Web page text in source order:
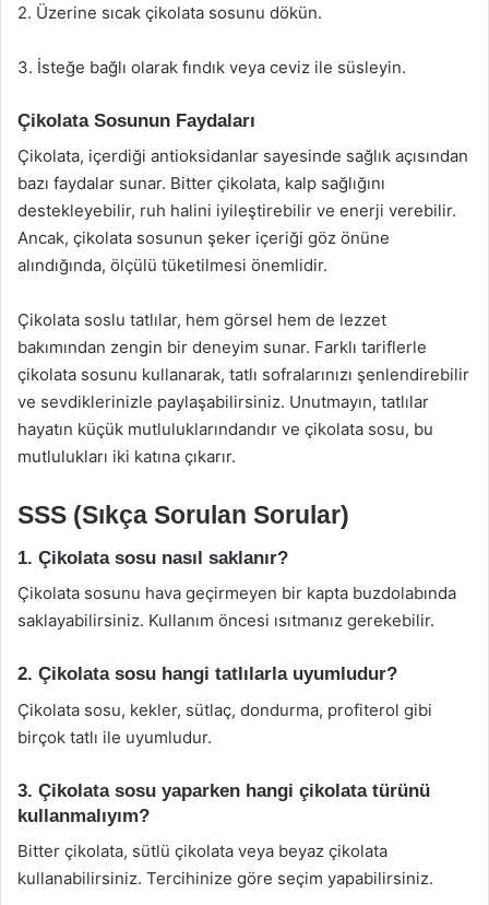
2. Üzerine sıcak çikolata sosunu dökün.
3. İsteğe bağlı olarak fındık veya ceviz ile süsleyin.
Çikolata Sosunun Faydaları
Çikolata, içerdiği antioksidanlar sayesinde sağlık açısından
bazı faydalar sunar. Bitter çikolata, kalp sağlığını
destekleyebilir, ruh halini iyileştirebilir ve enerji verebilir.
Ancak, çikolata sosunun şeker içeriği göz önüne
alındığında, ölçülü tüketilmesi önemlidir.
Çikolata soslu tatlılar, hem görsel hem de lezzet
bakımından zengin bir deneyim sunar. Farklı tariflerle
çikolata sosunu kullanarak, tatlı sofralarınızı şenlendirebilir
ve sevdiklerinizle paylaşabilirsiniz. Unutmayın, tatlılar
hayatın küçük mutluluklarındandır ve çikolata sosu, bu
mutlulukları iki katına çıkarır.
SSS (Sıkça Sorulan Sorular)
1. Çikolata sosu nasıl saklanır?
Çikolata sosunu hava geçirmeyen bir kapta buzdolabında
saklayabilirsiniz. Kullanım öncesi ısıtmanız gerekebilir.
2. Çikolata sosu hangi tatlılarla uyumludur?
Çikolata sosu, kekler, sütlaç, dondurma, profiterol gibi
birçok tatlı ile uyumludur.
3. Çikolata sosu yaparken hangi çikolata türünü
kullanmalıyım?
Bitter çikolata, sütlü çikolata veya beyaz çikolata
kullanabilirsiniz. Tercihinize göre seçim yapabilirsiniz.